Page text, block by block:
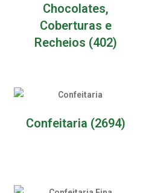
Chocolates,
Coberturas e
Recheios (402)
Confeitaria (2694)